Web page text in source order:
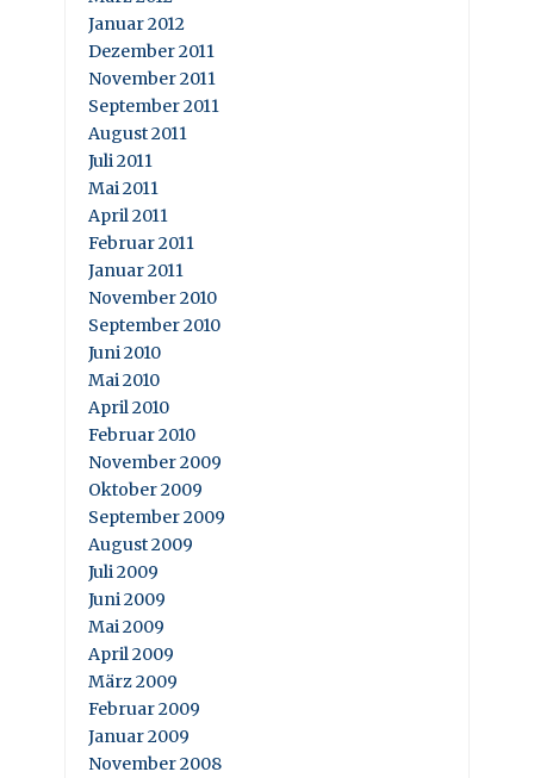
Januar 2012
Dezember 2011
November 2011
September 2011
August 2011
Juli 2011
Mai 2011
April 2011
Februar 2011
Januar 2011
November 2010
September 2010
Juni 2010
Mai 2010
April 2010
Februar 2010
November 2009
Oktober 2009
September 2009
August 2009
Juli 2009
Juni 2009
Mai 2009
April 2009
März 2009
Februar 2009
Januar 2009
November 2008